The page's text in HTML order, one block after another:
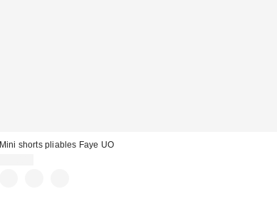
Mini shorts pliables Faye UO